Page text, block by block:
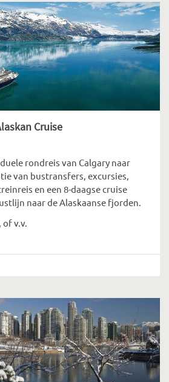
Cruise
rondreis van Calgary naar
van bustransfers, excursies,
en een 8-daagse cruise
naar de Alaskaanse fjorden.
of v.v.